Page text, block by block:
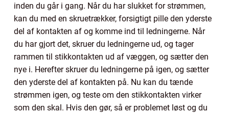
inden du går i gang. Når du har slukket for strømmen,
kan du med en skruetrækker, forsigtigt pille den yderste
del af kontakten af og komme ind til ledningerne. Når
du har gjort det, skruer du ledningerne ud, og tager
rammen til stikkontakten ud af væggen, og sætter den
nye i. Herefter skruer du ledningerne på igen, og sætter
den yderste del af kontakten på. Nu kan du tænde
strømmen igen, og teste om den stikkontakten virker
som den skal. Hvis den gør, så er problemet løst og du